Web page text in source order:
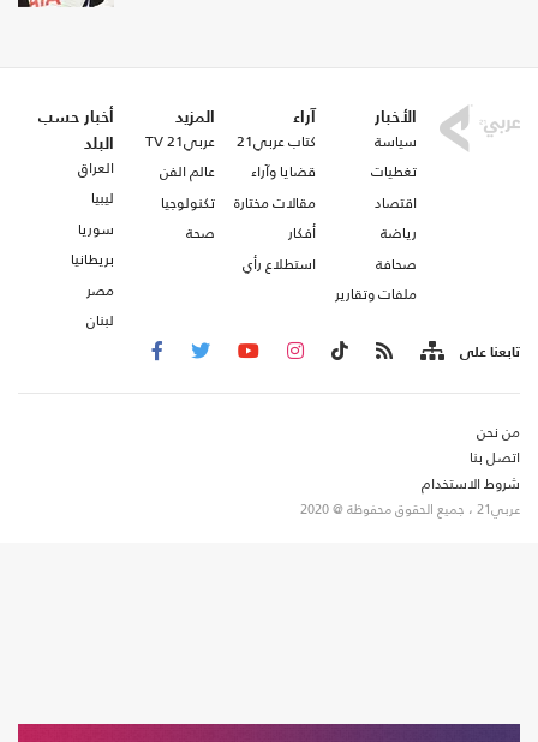
الأخبار
سياسة
تغطيات
اقتصاد
رياضة
صحافة
ملفات وتقارير
آراء
كتاب عربي21
قضايا وآراء
مقالات مختارة
أفكار
استطلاع رأي
المزيد
عربي21 TV
عالم الفن
تكنولوجيا
صحة
أخبار حسب
البلد
العراق
ليبيا
سوريا
بريطانيا
مصر
لبنان
تابعنا على
من نحن
اتصل بنا
شروط الاستخدام
عربي21 ، جميع الحقوق محفوظة @ 2020